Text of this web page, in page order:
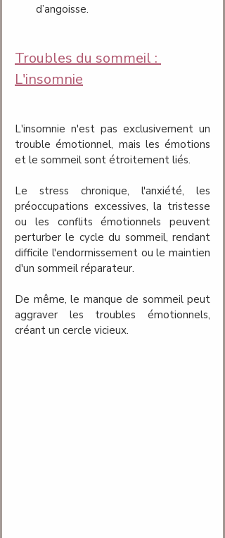
d’angoisse.
Troubles du sommeil :
L'insomnie
L'insomnie n'est pas exclusivement un
trouble émotionnel, mais les émotions
et le sommeil sont étroitement liés.
Le stress chronique, l'anxiété, les
préoccupations excessives, la tristesse
ou les conflits émotionnels peuvent
perturber le cycle du sommeil, rendant
difficile l'endormissement ou le maintien
d'un sommeil réparateur.
De même, le manque de sommeil peut
aggraver les troubles émotionnels,
créant un cercle vicieux.